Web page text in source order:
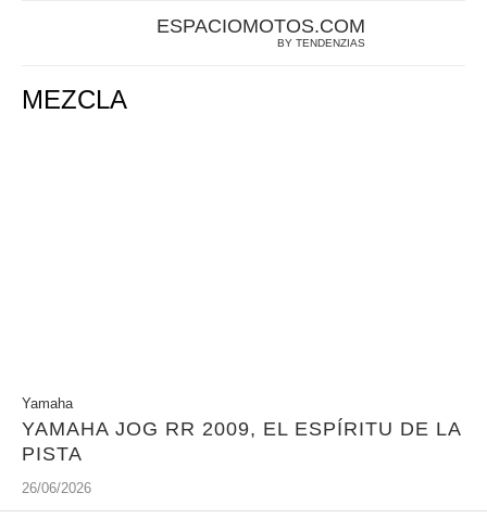
ESPACIOMOTOS.COM
BY TENDENZIAS
MEZCLA
Yamaha
YAMAHA JOG RR 2009, EL ESPÍRITU DE LA
PISTA
26/06/2026